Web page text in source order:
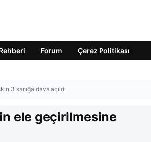
Forum Çerez Politikası
3 sanığa dava açıldı
ele geçirilmesine